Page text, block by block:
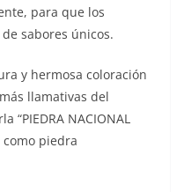
para que los
sabores únicos.
y hermosa coloración
llamativas del
“PIEDRA NACIONAL
como piedra